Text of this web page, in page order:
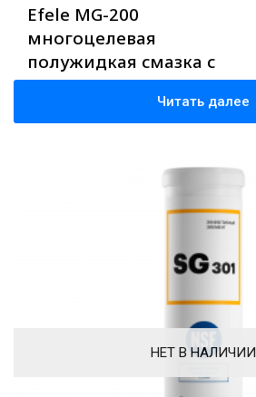
Efele MG-200
многоцелевая
полужидкая смазка с
допуском NSF H1, 4,5 кг
Читать далее
НЕТ В НАЛИЧИИ